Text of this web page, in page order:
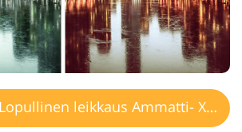
Lopullinen leikkaus Ammatti- X LUT